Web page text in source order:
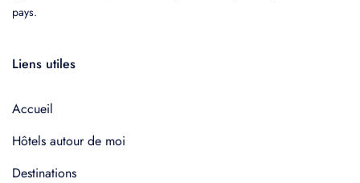
pays.
Liens utiles
Accueil
Hôtels autour de moi
Destinations